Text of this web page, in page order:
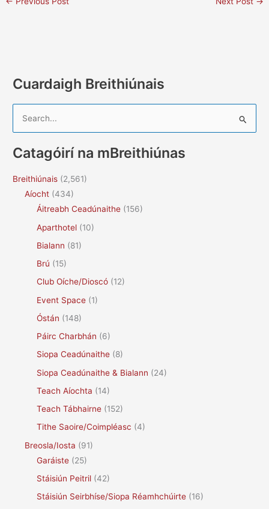
Cuardaigh Breithiúnais
r
c
Catagóirí na mBreithiúnas
Breithiúnais (2,561)
Aíocht (434)
Áitreabh Ceadúnaithe (156)
Aparthotel (10)
Bialann (81)
Brú (15)
Club Oíche/Dioscó (12)
Event Space (1)
Óstán (148)
Páirc Charbhán (6)
Siopa Ceadúnaithe (8)
Siopa Ceadúnaithe & Bialann (24)
Teach Aíochta (14)
Teach Tábhairne (152)
Tithe Saoire/Coimpléasc (4)
Breosla/Iosta (91)
Garáiste (25)
Stáisiún Peitril (42)
Stáisiún Seirbhíse/Siopa Réamhchúirte (16)